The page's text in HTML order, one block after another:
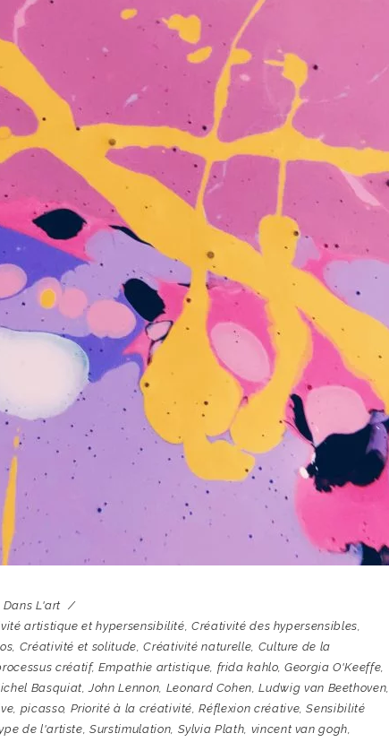
L'art
artistique et hypersensibilité,Créativité des hypersensibles,
, Créativité et solitude,Créativité naturelle, Culture de la
créatif, Empathie artistique, frida kahlo, Georgia O'Keeffe,
Basquiat,John Lennon, Leonard Cohen,Ludwig van Beethoven,
, picasso, Priorité à la créativité,Réflexion créative,Sensibilité
de l'artiste,Surstimulation, Sylvia Plath, vincent van gogh,